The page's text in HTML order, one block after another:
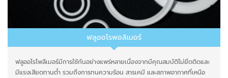
ฟลูออโรพอลิเมอร์
ฟลูออโรโพลีเมอร์มีการใช้กันอย่างแพร่หลายเนื่องจากมีคุณสมบัติไม่ยึดติดและ
มีแรงเสียดทานต่ำ รวมถึงการทนความร้อน สารเคมี และสภาพอากาศที่เหนือ